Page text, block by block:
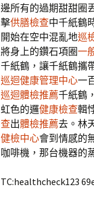
邊所有的過期甜甜圈
擊供膳檢查中千紙鶴
開始在空中混亂地巡
將身上的鑽石項圈一
千紙鶴，讓千紙鶴攜
巡迴健康管理中心一
巡迴體檢推薦千紙鶴
虹色的邏健康檢查輯
查出體檢推薦去。林
健檢中心會到情感的
咖啡機，那台機器的
TC:healthcheck123